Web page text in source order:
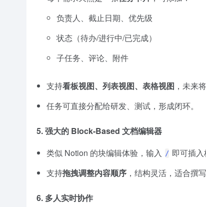
负责人、截止日期、优先级
状态（待办/进行中/已完成）
子任务、评论、附件
支持看板视图、列表视图、表格视图 ，未来
任务可直接分配给研发、测试，形成闭环。
5.强大的 Block-Based 文档编辑器
类似 Notion 的块编辑体验，输入 / 即可插入
支持拖拽调整内容顺序 ，结构灵活，适合撰
6. 多人实时协作